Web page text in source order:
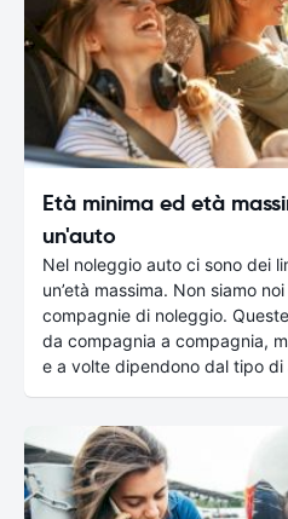
Età minima ed età
un'auto
Nel noleggio auto ci sono dei
un’età massima. Non siamo
compagnie di noleggio.
da compagnia a compagnia,
e a volte dipendono dal tipo